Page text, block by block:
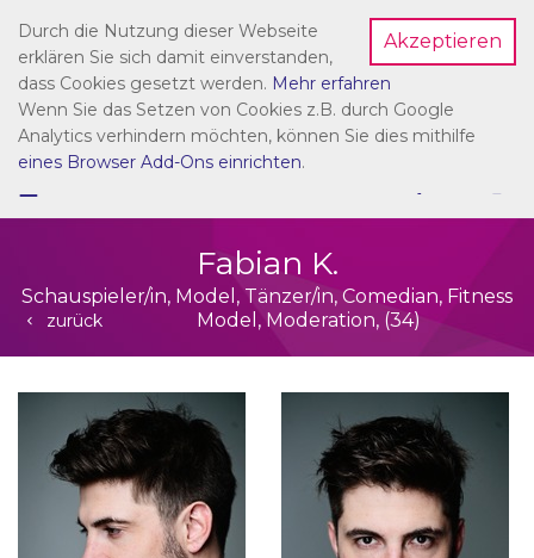
Dein Account
☰
Fabian K.
zurück
Schauspieler/in, Model, Tänzer/in, Comedian, Fitness
Model, Moderation, (34)
Akzeptieren
Durch die Nutzung dieser Webseite
erklären Sie sich damit einverstanden,
dass Cookies gesetzt werden. Mehr erfahren
Wenn Sie das Setzen von Cookies z.B. durch Google
Analytics verhindern möchten, können Sie dies mithilfe
eines Browser Add-Ons einrichten.